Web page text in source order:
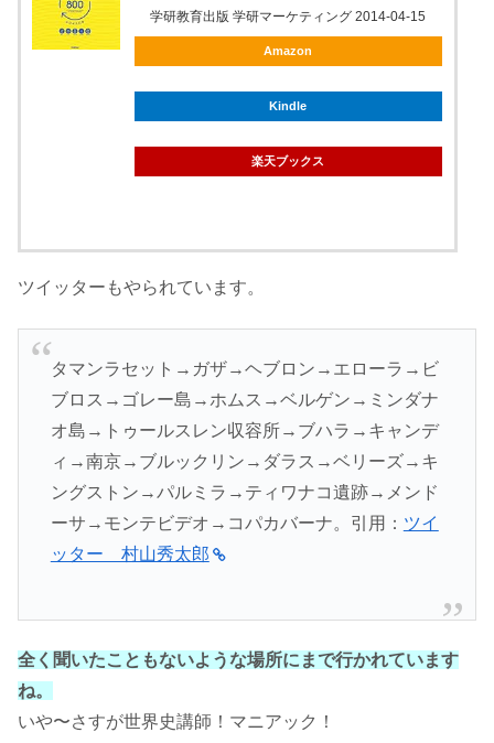
学研教育出版 学研マーケティング 2014-04-15
Amazon
Kindle
楽天ブックス
ツイッターもやられています。
タマンラセット→ガザ→ヘブロン→エローラ→ビ
ブロス→ゴレー島→ホムス→ベルゲン→ミンダナ
オ島→トゥールスレン収容所→ブハラ→キャンデ
ィ→南京→ブルックリン→ダラス→ベリーズ→キ
ングストン→パルミラ→ティワナコ遺跡→メンド
ーサ→モンテビデオ→コパカバーナ。引用： ツイ
ッター 村山秀太郎
全く聞いたこともないような場所にまで行かれています
ね。
いや〜さすが世界史講師！マニアック！